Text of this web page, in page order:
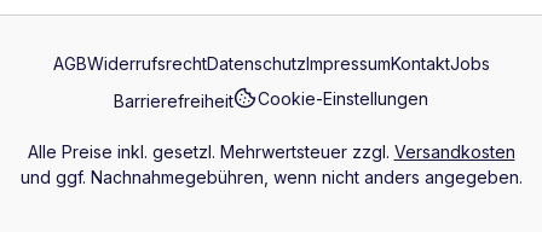
AGBWiderrufsrechtDatenschutzImpressumKontaktJobs
Barrierefreiheit
Cookie-Einstellungen
Alle Preise inkl. gesetzl. Mehrwertsteuer zzgl. Versandkosten
und ggf. Nachnahmegebühren, wenn nicht anders angegeben.